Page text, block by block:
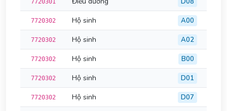
7720301
7720302 Hộ sinh A00
7720302 Hộ sinh A02
7720302 Hộ sinh B00
7720302 Hộ sinh D01
7720302 Hộ sinh D07